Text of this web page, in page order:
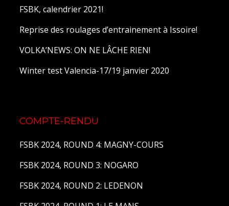
FSBK, calendrier 2021!
Reprise des roulages d’entrainement à Issoire!
VOLKA’NEWS: ON NE LÂCHE RIEN!
Winter test Valencia-17/19 janvier 2020
COMPTE-RENDU
FSBK 2024, ROUND 4: MAGNY-COURS
FSBK 2024, ROUND 3: NOGARO
FSBK 2024, ROUND 2: LEDENON